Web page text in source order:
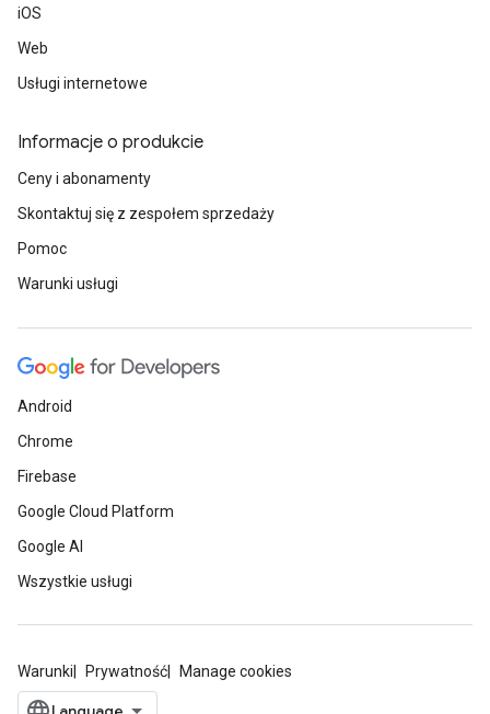
iOS
Web
Usługi internetowe
Informacje o produkcie
Ceny i abonamenty
Skontaktuj się z zespołem sprzedaży
Pomoc
Warunki usługi
Android
Chrome
Firebase
Google Cloud Platform
Google AI
Wszystkie usługi
Warunki Prywatność Manage cookies